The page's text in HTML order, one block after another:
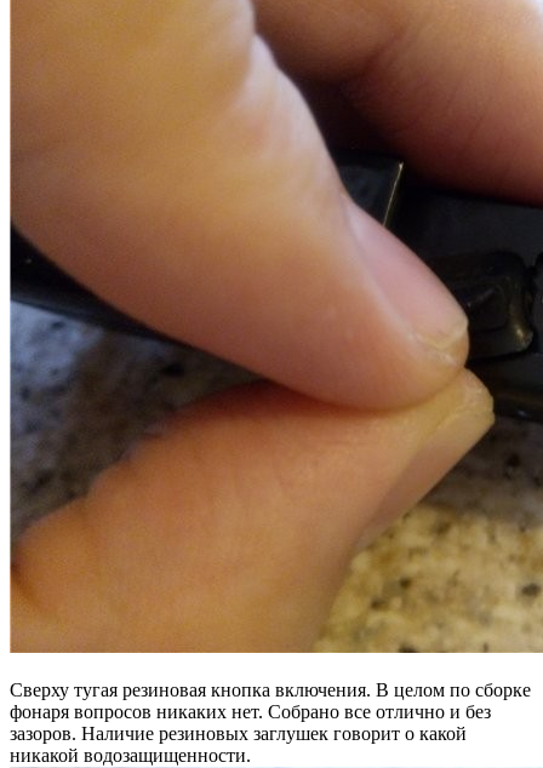
Сверху тугая резиновая кнопка включения. В целом по сборке
фонаря вопросов никаких нет. Собрано все отлично и без
зазоров. Наличие резиновых заглушек говорит о какой
никакой водозащищенности.